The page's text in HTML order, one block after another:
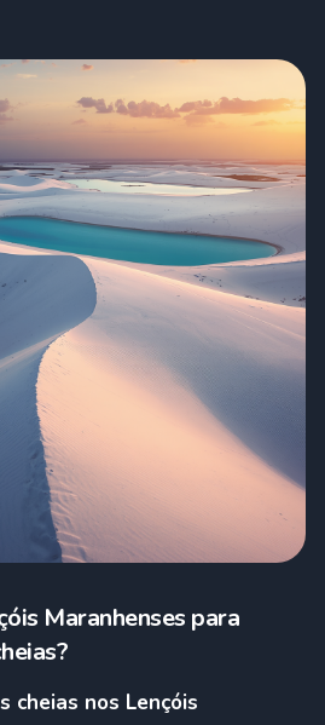
Maranhenses para
cheias nos Lençóis